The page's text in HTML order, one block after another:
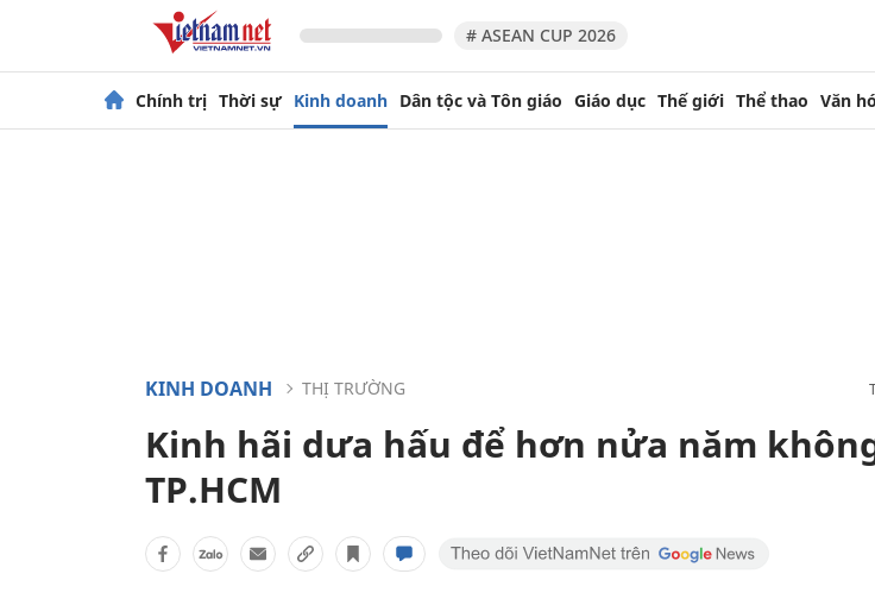
# ASEAN CUP 2026
Chính trị Thời sự Kinh doanh Dân tộc và Tôn giáo Giáo dục Thế giới Thể thao Văn
KINH DOANH THỊ TRƯỜNG
Kinh hãi dưa hấu để hơn nửa năm
TP.HCM